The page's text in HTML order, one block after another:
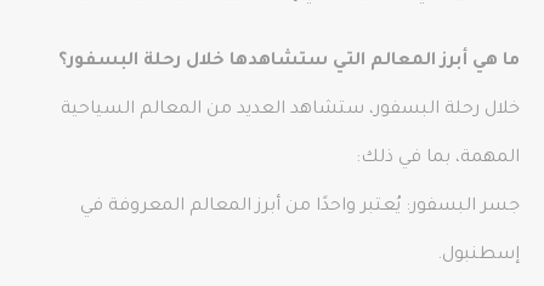
ما هي أبرز المعالم التي ستشاهدها خلال رحلة البسفور؟
خلال رحلة البسفور، ستشاهد العديد من المعالم السياحية
المهمة، بما في ذلك:
جسر البسفور: يُعتبر واحدًا من أبرز المعالم المعروفة في
إسطنبول.